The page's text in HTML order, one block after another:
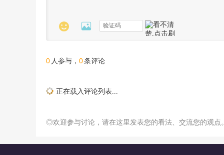
 
0 人参与， 0条评论
正在载入评论列表...
◎欢迎参与讨论，请在这里发表您的看法、交流您的观点